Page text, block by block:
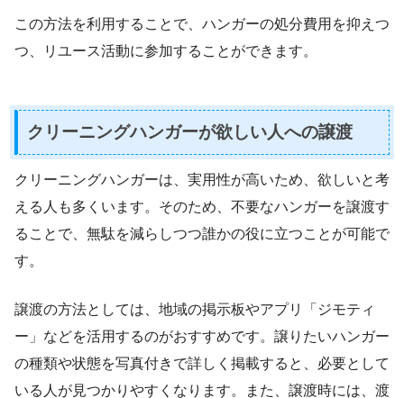
この方法を利用することで、ハンガーの処分費用を抑えつ
つ、リユース活動に参加することができます。
クリーニングハンガーが欲しい人への譲渡
クリーニングハンガーは、実用性が高いため、欲しいと考
える人も多くいます。そのため、不要なハンガーを譲渡す
ることで、無駄を減らしつつ誰かの役に立つことが可能で
す。
譲渡の方法としては、地域の掲示板やアプリ「ジモティ
ー」などを活用するのがおすすめです。譲りたいハンガー
の種類や状態を写真付きで詳しく掲載すると、必要として
いる人が見つかりやすくなります。また、譲渡時には、渡